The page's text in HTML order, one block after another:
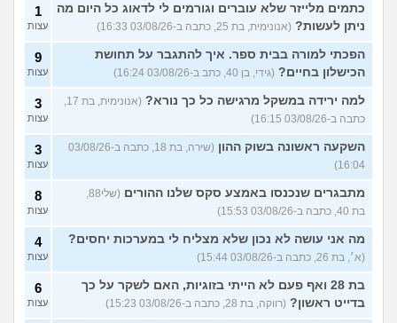
כתמים מלייזר שלא עוברים וגורמים לי לדאוג כל היום מה
ניתן לעשות? (אנונימית, בת 25, כתבה ב-03/08/26 16:33)
1
עצות
הפכתי למורה בבית ספר. איך להתגבר על תחושת
הכישלון בחיים? (גידי, בן 40, כתב ב-03/08/26 16:24)
9
עצות
למה ירידה במשקל מרגישה כל כך נורא?
(אנונימית, בת 17,
כתבה ב-03/08/26 16:15)
3
עצות
השקעה ראשונה בשוק ההון
(שירה, בת 18, כתבה ב-03/08/26
16:04)
3
עצות
מתבגרים שנכנסו באמצע סקס שלנו ההורים
(שלי88,
בת 40, כתבה ב-03/08/26 15:53)
8
עצות
מה אני עושה לא נכון שלא מצליח לי במערכות יחסים?
(א׳, בת 26, כתבה ב-03/08/26 15:44)
4
עצות
בת 28 ואף פעם לא הייתי בזוגיות, האם לשקר על כך
בדייט ראשון? (רווקה, בת 28, כתבה ב-03/08/26 15:23)
6
עצות